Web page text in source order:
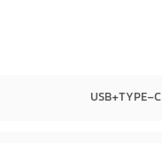
USB+TYPE-C